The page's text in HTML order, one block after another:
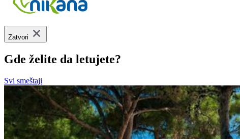
Zatvori
Gde želite da letujete?
Svi smeštaji